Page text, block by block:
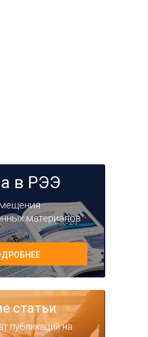
в РЭЭ
материалов
статьи
публикаций на